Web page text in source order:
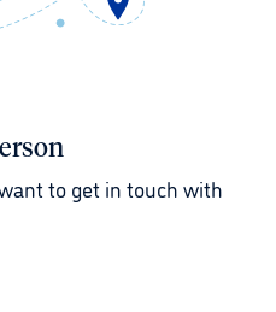
to get in touch with